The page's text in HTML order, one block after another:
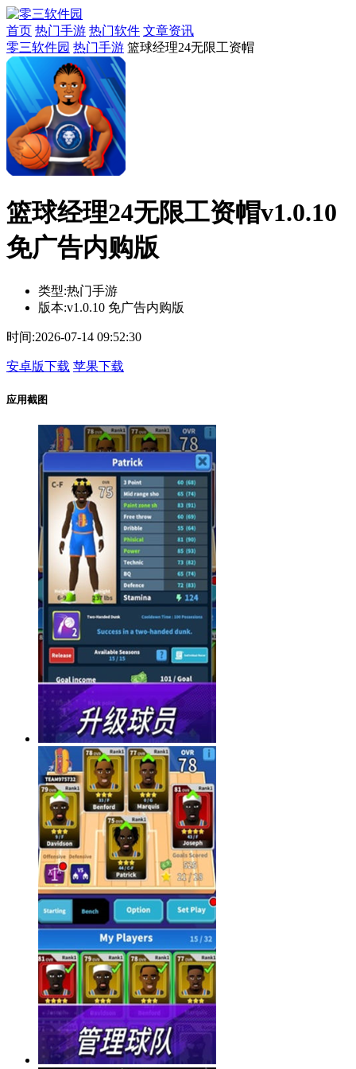
首页 热门手游 热门软件 文章资讯
零三软件园 热门手游 篮球经理24无限工资帽
篮球经理24无限工资帽v1.0.10
免广告内购版
类型:热门手游
版本:v1.0.10 免广告内购版
时间:2026-07-14 09:52:30
安卓版下载 苹果下载
应用截图